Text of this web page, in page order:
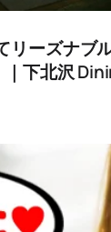
リーズナブ
下北沢